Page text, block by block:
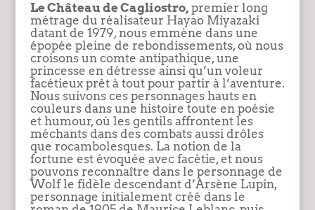
Le Château de Cagliostro,premier long
métrage du réalisateur Hayao Miyazaki
datant de 1979, nous emmène dans une
épopée pleine de rebondissements, où nous
croisons un comte antipathique, une
princesse en détresse ainsi qu’un voleur
facétieux prêt à tout pour partir à l’aventure.
Nous suivons ces personnages hauts en
couleurs dans une histoire toute en poésie
et humour, où les gentils affrontent les
méchants dans des combats aussi drôles
que rocambolesques. La notion de la
fortune est évoquée avec facétie, et nous
pouvons reconnaître dans le personnage de
Wolf le fidèle descendant d’Arsène Lupin,
personnage initialement créé dans le